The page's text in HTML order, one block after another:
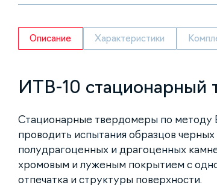
Описание Характеристики
ИТВ-10 стационарный
Стационарные твердомеры по методу
проводить испытания образцов
полудрагоценных и драгоценных
хромовым и луженым покрытием с
отпечатка и структуры поверхности.